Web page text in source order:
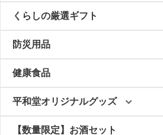
くらしの厳選ギフト
防災用品
健康食品
平和堂オリジナルグッズ
【数量限定】お酒セット